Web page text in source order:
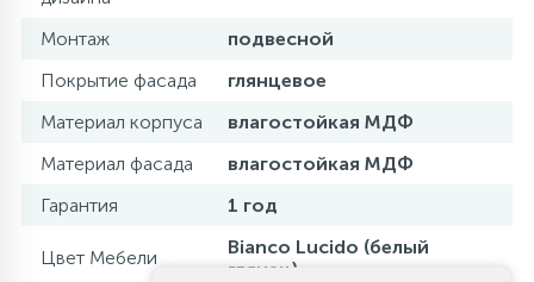
Монтаж
подвесной
Покрытие фасада
глянцевое
Материал корпуса
влагостойкая МДФ
Материал фасада
влагостойкая МДФ
Гарантия
1 год
Цвет Мебели
Bianco Lucido (белый
глянец)